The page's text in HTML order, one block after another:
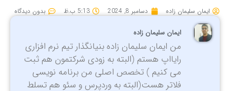
ایمان سلیمان زاده دسامبر 8, 2024 5:13 ب.ظ بدون دیدگاه
ایمان سلیمان زاده
من ایمان سلیمان زاده بنیانگذار تیم نرم افزاری
رایااپ هستم (البته به زودی شرکتمون هم ثبت
می کنیم ) تخصص اصلی من برنامه نویسی
فلاتر هست(البته به وردپرس و سئو هم تسلط